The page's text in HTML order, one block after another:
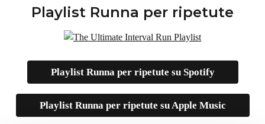
Playlist Runna per ripetute
Playlist Runna per ripetute su Spotify
Playlist Runna per ripetute su Apple Music